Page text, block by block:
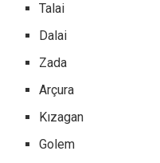
Talai
Dalai
Zada
Arçura
Kızagan
Golem